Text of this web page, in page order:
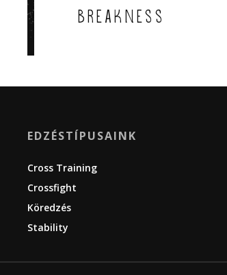
Breakness
EDZÉSTÍPUSAINK
Cross Training
Crossfight
Köredzés
Stability